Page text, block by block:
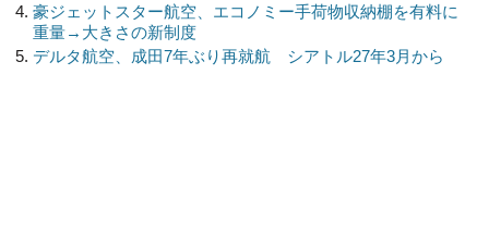
豪ジェットスター航空、エコノミー手荷物収納棚を有料に
重量→大きさの新制度
デルタ航空、成田7年ぶり再就航 シアトル27年3月から